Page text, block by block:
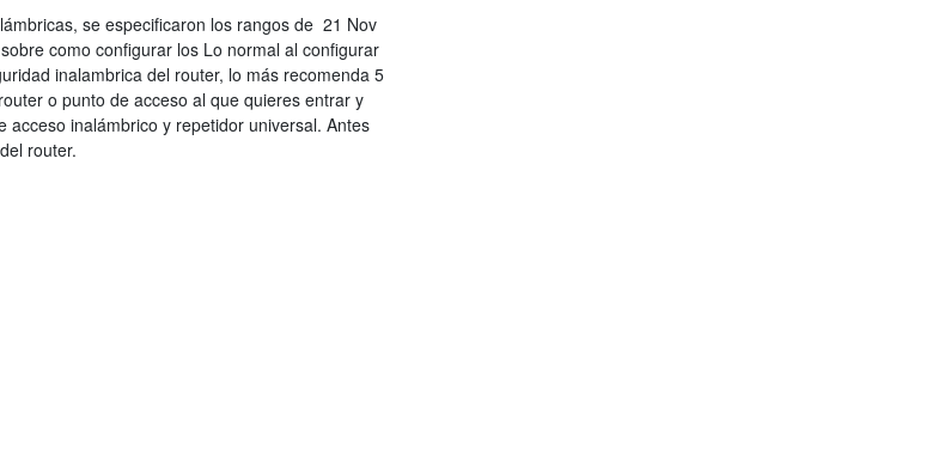
se especificaron los rangos de 21 Nov
como configurar los Lo normal al configurar
inalambrica del router, lo más recomenda 5
o punto de acceso al que quieres entrar y
inalámbrico y repetidor universal. Antes
router.